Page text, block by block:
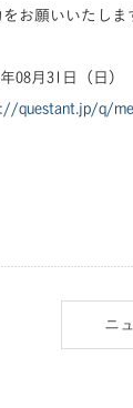
お願いいたしま
年08月31日（日）
questant.jp/q/
ニ